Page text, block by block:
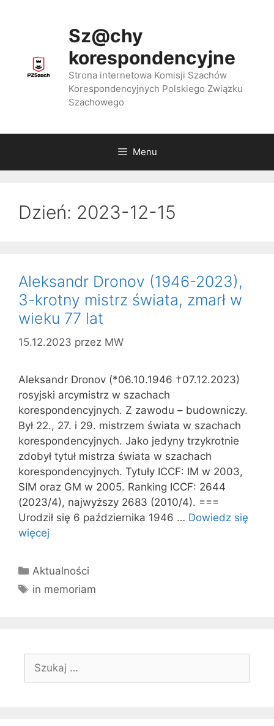
Sz@chy
korespondencyjne
Strona internetowa Komisji Szachów
Korespondencyjnych Polskiego Związku
Szachowego
Menu
Dzień: 2023-12-15
Aleksandr Dronov (1946-2023),
3-krotny mistrz świata, zmarł w
wieku 77 lat
15.12.2023 przez MW
Aleksandr Dronov (*06.10.1946 †07.12.2023)
rosyjski arcymistrz w szachach
korespondencyjnych. Z zawodu – budowniczy.
Był 22., 27. i 29. mistrzem świata w szachach
korespondencyjnych. Jako jedyny trzykrotnie
zdobył tytuł mistrza świata w szachach
korespondencyjnych. Tytuły ICCF: IM w 2003,
SIM oraz GM w 2005. Ranking ICCF: 2644
(2023/4), najwyższy 2683 (2010/4). ===
Urodził się 6 października 1946 … Dowiedz się
więcej
Kategorie
Aktualności
Tagi
in memoriam